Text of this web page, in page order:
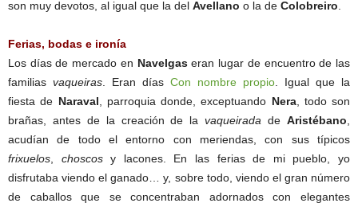
son muy devotos, al igual que la del Avellano o la de Colobreiro
Ferias, bodas e ironía
Los días de mercado en Navelgaseran lugar de encuentro de las
familias vaqueiras . Eran días Con nombre propio . Igual que la
fiesta de Naraval , parroquia donde, exceptuando Nera, todo son
brañas, antes de la creación de lavaqueirada deAristébano
acudían de todo el entorno con meriendas, con sus típicos
frixuelos
choscosy lacones. En las ferias de mi pueblo, yo
disfrutaba viendo el ganado… y, sobre todo, viendo el gran número
de caballos que se concentraban adornados con elegantes